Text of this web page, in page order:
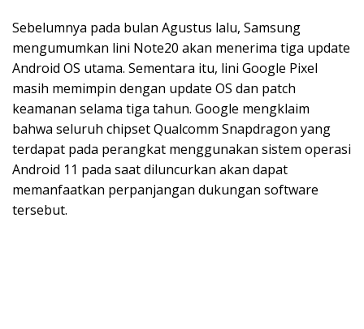
Sebelumnya pada bulan Agustus lalu, Samsung
mengumumkan lini Note20 akan menerima tiga update
Android OS utama. Sementara itu, lini Google Pixel
masih memimpin dengan update OS dan patch
keamanan selama tiga tahun. Google mengklaim
bahwa seluruh chipset Qualcomm Snapdragon yang
terdapat pada perangkat menggunakan sistem operasi
Android 11 pada saat diluncurkan akan dapat
memanfaatkan perpanjangan dukungan software
tersebut.